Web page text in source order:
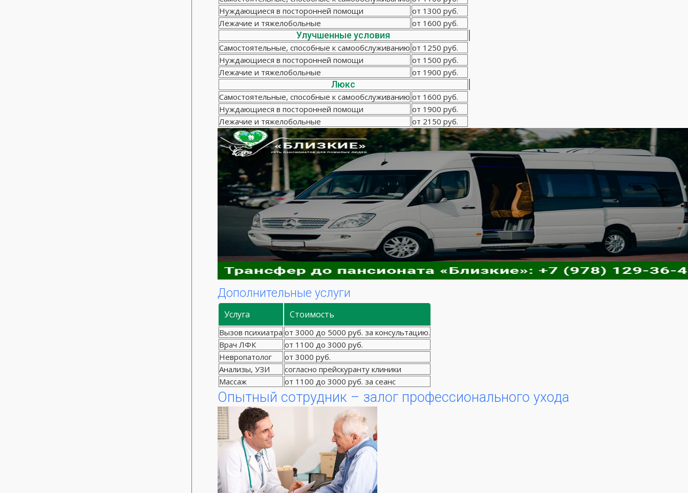
Нуждающиеся в посторонней помощи
от 1300 руб.
Лежачие и тяжелобольные
от 1600 руб.
Улучшенные условия
Самостоятельные, способные к самообслуживанию от 1250 руб.
Нуждающиеся в посторонней помощи
от 1500 руб.
Лежачие и тяжелобольные
от 1900 руб.
Люкс
Самостоятельные, способные к самообслуживанию от 1600 руб.
Нуждающиеся в посторонней помощи
от 1900 руб.
Лежачие и тяжелобольные
от 2150 руб.
Дополнительные услуги
Услуга Стоимость
Вызов психиатра от 3000 до 5000 руб. за консультацию.
Врач ЛФК
от 1100 до 3000 руб.
Невропатолог
от 3000 руб.
Анализы, УЗИ
согласно прейскуранту клиники
Массаж
от 1100 до 3000 руб. за сеанс
Опытный сотрудник – залог профессионального ухода